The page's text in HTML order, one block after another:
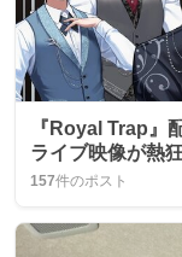
『Royal Trap』
ライブ映像が熱
157件のポスト